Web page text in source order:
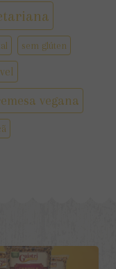
sem glúten
vegana